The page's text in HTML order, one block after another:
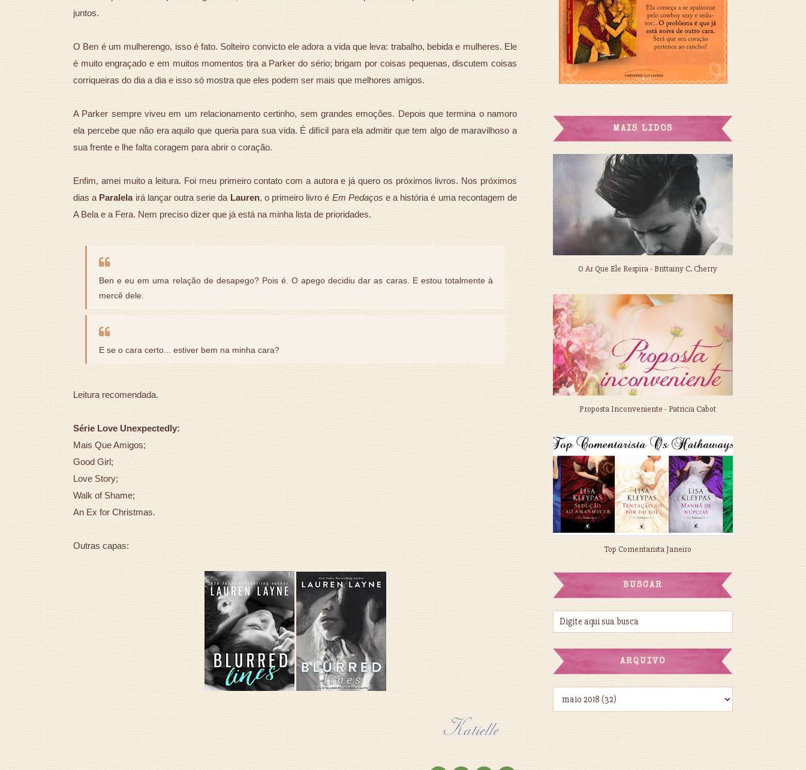
juntos.
O Ben é um mulherengo, isso é fato. Solteiro convicto ele adora a vida que leva: trabalho, bebida e mulheres. Ele
é muito engraçado e em muitos momentos tira a Parker do sério; brigam por coisas pequenas, discutem coisas
corriqueiras do dia a dia e isso só mostra que eles podem ser mais que melhores amigos.
A Parker sempre viveu em um relacionamento certinho, sem grandes emoções. Depois que termina o namoro
ela percebe que não era aquilo que queria para sua vida. É difícil para ela admitir que tem algo de maravilhoso a
sua frente e lhe falta coragem para abrir o coração.
Enfim, amei muito a leitura. Foi meu primeiro contato com a autora e já quero os próximos livros. Nos próximos
dias aParalelairá lançar outra serie da Lauren, o primeiro livro é Em Pedaços e a história é uma recontagem de
A Bela e a Fera. Nem preciso dizer que já está na minha lista de prioridades.
Ben e eu em uma relação de desapego? Pois é. O apego decidiu dar as caras. E estou totalmente à
mercê dele.
E se o cara certo... estiver bem na minha cara?
Leitura recomendada.
Série Love Unexpectedly:
Mais Que Amigos;
Good Girl;
Love Story;
Walk of Shame;
An Ex for Christmas.
Outras capas:
MAIS LIDOS
O Ar Que Ele Respira - Brittainy C. Cherry
Proposta Inconveniente - Patricia Cabot
Top Comentarista Janeiro
BUSCAR
ARQUIVO